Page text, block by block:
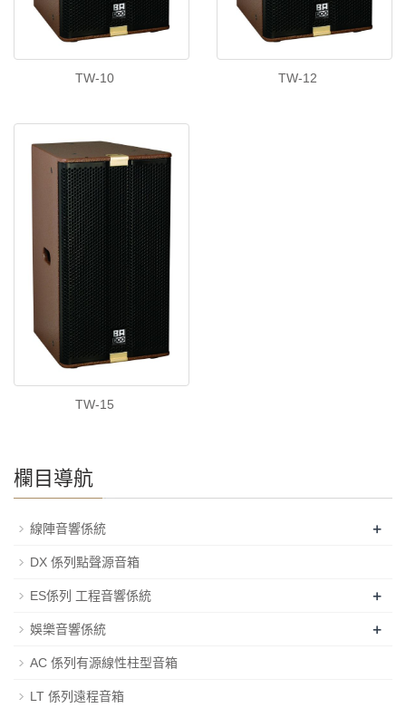
TW-10 TW-12
TW-15
欄目導航
線陣音響係統 +
DX 係列點聲源音箱
ES係列 工程音響係統 +
娛樂音響係統 +
AC 係列有源線性柱型音箱
LT 係列遠程音箱